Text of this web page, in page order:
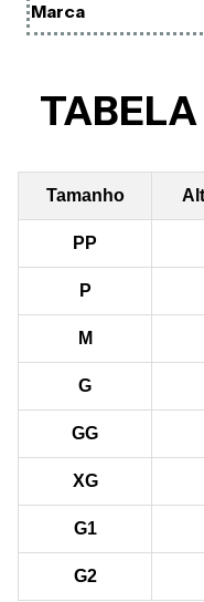
Marca
Tamanho
PP
P
M
G
GG
XG
G1
G2